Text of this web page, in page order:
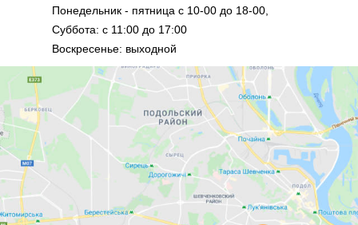
Понедельник - пятница с 10-00 до 18-00,
Суббота: с 11:00 до 17:00
Воскресенье: выходной